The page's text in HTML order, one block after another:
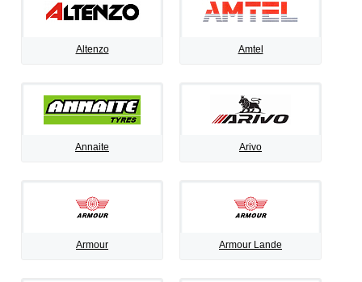
Altenzo Amtel
Annaite Arivo
Armour Armour Lande